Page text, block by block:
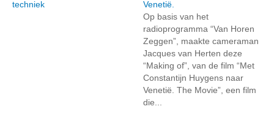
techniek
Venetië.
Op basis van het
radioprogramma “Van Horen
Zeggen”, maakte cameraman
Jacques van Herten deze
“Making of”, van de film “Met
Constantijn Huygens naar
Venetië. The Movie”, een film
die...